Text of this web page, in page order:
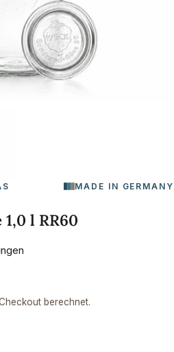
MADE IN GERMANY
l RR60
berechnet.